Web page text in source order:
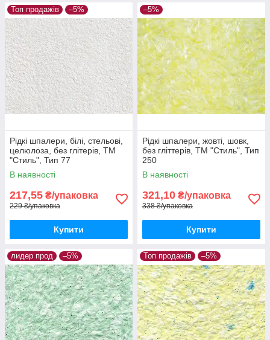
Топ продажів –5%
Рідкі шпалери, білі, стельові,
целюлоза, без глітерів, ТМ
"Стиль", Тип 77
В наявності
217,55 ₴/упаковка
229 ₴/упаковка
Купити
–5%
Рідкі шпалери, жовті, шовк,
без гліттерів, ТМ "Стиль", Тип
250
В наявності
321,10 ₴/упаковка
338 ₴/упаковка
Купити
лидер прод –5% Топ продажів –5%